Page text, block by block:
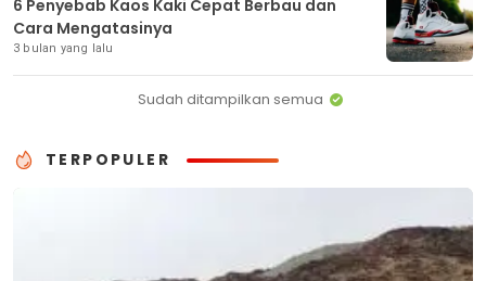
6 Penyebab Kaos Kaki Cepat Berbau dan
Cara Mengatasinya
3 bulan yang lalu
Sudah ditampilkan semua
TERPOPULER